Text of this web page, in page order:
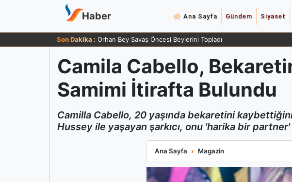
Haber Ana Sayfa Gündem Siyaset
Son Dakika : Orhan Bey Savaş Öncesi Beylerini Topladı
Camila Cabello,
Samimi İtirafta Bulundu
Camilla Cabello, 20 yaşında bekaretini
Hussey ile yaşayan şarkıcı, onu 'harika bir
Ana Sayfa Magazin
Camila Cabello, Bekaretini Kaybettiği